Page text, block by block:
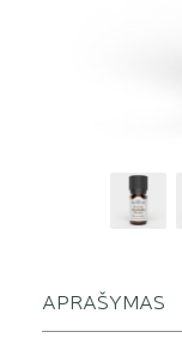
APRAŠYMAS